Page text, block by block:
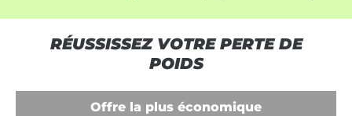
RÉUSSISSEZ VOTRE PERTE DE
POIDS
Offre la plus économique